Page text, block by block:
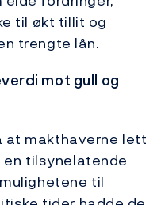
til økt tillit og
trengte lån.
mot gull og
at makthaverne lett
tilsynelatende
til